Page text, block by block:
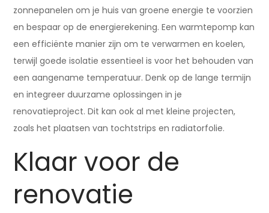
zonnepanelen om je huis van groene energie te voorzien
en bespaar op de energierekening. Een warmtepomp kan
een efficiënte manier zijn om te verwarmen en koelen,
terwijl goede isolatie essentieel is voor het behouden van
een aangename temperatuur. Denk op de lange termijn
en integreer duurzame oplossingen in je
renovatieproject. Dit kan ook al met kleine projecten,
zoals het plaatsen van tochtstrips en radiatorfolie.
Klaar voor de
renovatie